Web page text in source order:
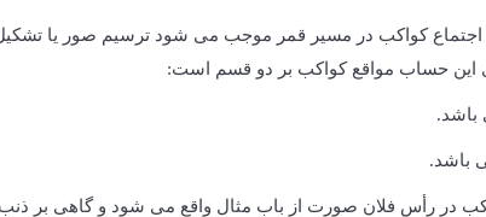
اجتماع کواکب در مسیر قمر موجب می شود ترسیم صور یا
حساب مواقع کواکب بر دو قسم است:
باشد.
باشد.
در رأس فلان صورت از باب مثال واقع می شود و گاهی بر